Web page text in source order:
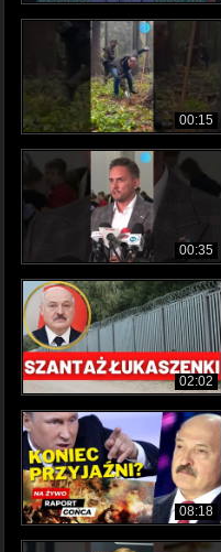
00:15
00:35
02:02
08:18